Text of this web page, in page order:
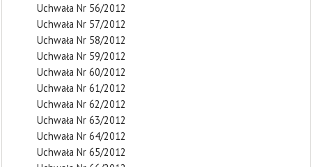
Uchwała Nr 56/2012
Uchwała Nr 57/2012
Uchwała Nr 58/2012
Uchwała Nr 59/2012
Uchwała Nr 60/2012
Uchwała Nr 61/2012
Uchwała Nr 62/2012
Uchwała Nr 63/2012
Uchwała Nr 64/2012
Uchwała Nr 65/2012